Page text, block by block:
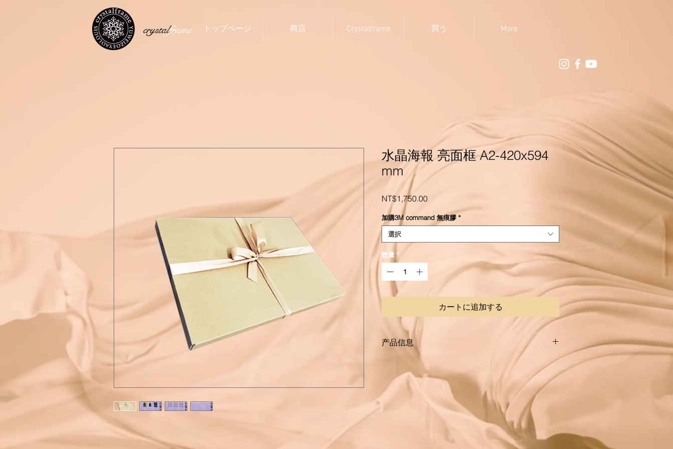
crystalframe トップページ 商店 Crystalframe 買う More
水晶海報 亮面框 A2-420x594
mm
NT$1,750.00価
加購3M command 無痕膠 *
選択
数量 *
カートに追加する
产品信息
Delivery: 3 days
Product included:
Crystalframe * 1 set
3M Dual-lock * 12 pcs